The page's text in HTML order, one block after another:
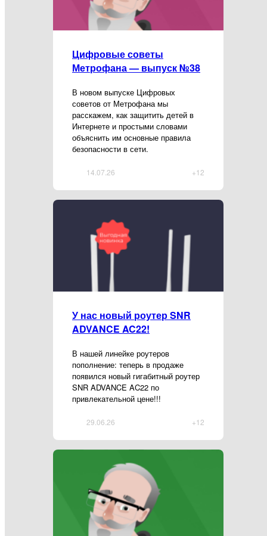
Цифровые советы
Метрофана — выпуск №38
В новом выпуске Цифровых
советов от Метрофана мы
расскажем, как защитить детей в
Интернете и простыми словами
объяснить им основные правила
безопасности в сети.
+12
14.07.26
У нас новый роутер SNR
ADVANCE AC22!
В нашей линейке роутеров
пополнение: теперь в продаже
появился новый гигабитный роутер
SNR ADVANCE AC22 по
привлекательной цене!!!
+12
29.06.26